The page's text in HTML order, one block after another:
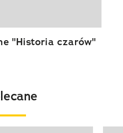
"Historia czarów"